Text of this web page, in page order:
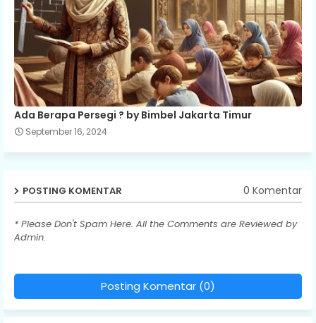
Ada Berapa Persegi ? by Bimbel Jakarta Timur
September 16, 2024
POSTING KOMENTAR 0 Komentar
* Please Don't Spam Here. All the Comments are Reviewed by
Admin.
Posting Komentar (0)